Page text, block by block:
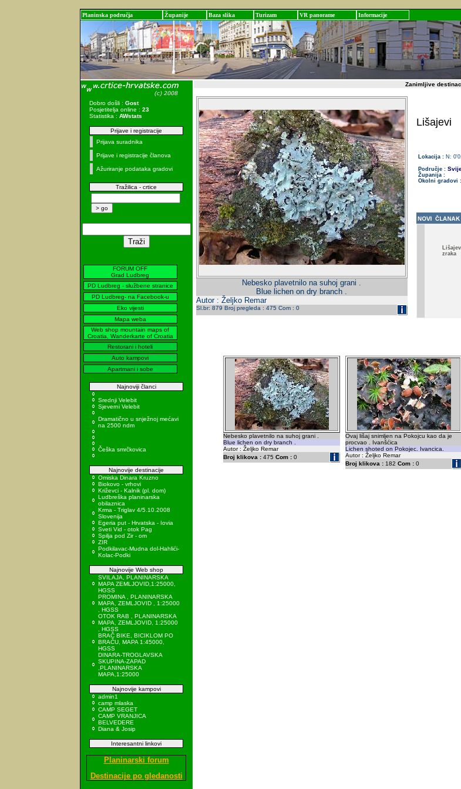
Planinska područja Županije Baza slika Turizam VR panorame Informacije
Dobro došli : Gost
Posjetitelja online : 23
Statistika : AWstats
Prijave i registracije
Prijava suradnika
Prijave i registracije članova
Ažuriranje podataka gradovi
Tražilica - crtice
FORUM OFF
Grad Ludbreg
PD Ludbreg - službene stranice
PD Ludbreg- na Facebook-u
Eko vijesti
Mapa weba
Web shop mountain maps of
Croatia, Wanderkarte of Croatia
Restorani i hoteli
Auto kampovi
Apartmani i sobe
Najnoviji članci
Srednji Velebit
Sjeverni Velebit
Dramatično u snježnoj mećavi
na 2500 ndm
Češka smrčkovica
Najnovije destinacije
Omiska Dinara Kruzno
Biokovo - vrhovi
Križevci - Kalnik (pl. dom)
Ludbreška planinarska
obilaznica
Krma - Triglav 4/5.10.2008
Slovenija
Egeria put - Hrvatska - Iovia
Sveti Vid - otok Pag
Spilja pod Zir - om
ZIR
Podkilavac-Mudna dol-Hahlići-
Kolac-Podki
Najnovije Web shop
SVILAJA, PLANINARSKA
MAPA ZEMLJOVID,1:25000,
HGSS
PROMINA , PLANINARSKA
MAPA, ZEMLJOVID , 1:25000
, HGSS
OTOK RAB , PLANINARSKA
MAPA, ZEMLJOVID, 1:25000
, HGSS
BRAČ BIKE, BICIKLOM PO
BRAČU, MAPA 1:45000,
HGSS
DINARA-TROGLAVSKA
SKUPINA-ZAPAD
,PLANINARSKA
MAPA,1:25000
Najnovije kampovi
admin1
camp mlaska
CAMP SEGET
CAMP VRANJICA
BELVEDERE
Diana & Josip
Interesantni linkovi
Planinarski forum
Destinacije po gledanosti
Zanimljive
Nebesko plavetnilo na suhoj grani .
Blue lichen on dry branch .
Autor : Željko Remar
Sl.br: 879 Broj pregleda : 475 Com : 0
Lišajevi
Lokacija : N:
Područje :
Županija :
Okolni gradovi :
zraka
Nebesko plavetnilo na suhoj grani .
Blue lichen on dry branch .
Autor : Željko Remar
Broj klikova : 475 Com : 0
Ovaj lišaj snimljen na Pokojcu kao da je
procvao . Ivanšćica
Lichen shoted on Pokojec. Ivancica.
Autor : Željko Remar
Broj klikova : 182 Com : 0